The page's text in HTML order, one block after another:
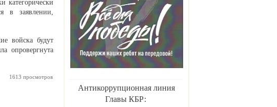
Антикоррупционная линия
Главы КБР:
категорически
в заявлении,
войска будут
опровергнута
1613 просмотров